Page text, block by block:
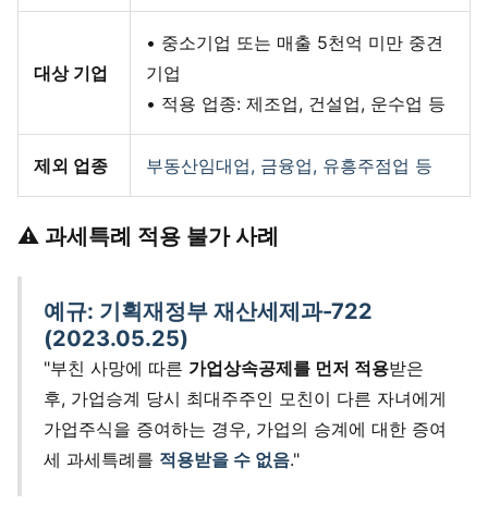
대상 기업
• 중소기업 또는 매출 5천억 미만 중견
기업
• 적용 업종: 제조업, 건설업, 운수업 등
제외 업종 부동산임대업, 금융업, 유흥주점업 등
⚠ 과세특례 적용 불가 사례
예규: 기획재정부 재산세제과-722
(2023.05.25)
"부친 사망에 따른 가업상속공제를 먼저 적용받은
후, 가업승계 당시 최대주주인 모친이 다른 자녀에게
가업주식을 증여하는 경우, 가업의 승계에 대한 증여
세 과세특례를 적용받을 수 없음."